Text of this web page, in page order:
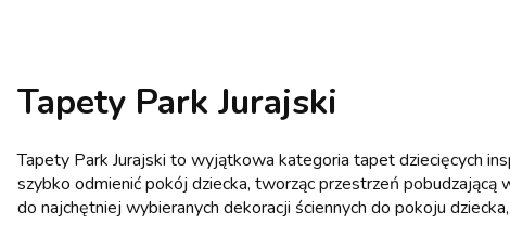
Tapety Park Jurajski
Tapety Park Jurajski to wyjątkowa kategoria tapet dziecięcych
szybko odmienić pokój dziecka, tworząc przestrzeń
do najchętniej wybieranych dekoracji ściennych do pokoju